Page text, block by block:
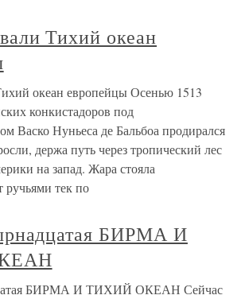
Тихий океан
океан европейцы Осенью 1513
конкистадоров под
Васко Нуньеса де Бальбоа продирался
держа путь через тропический лес
на запад. Жара стояла
тек по
БИРМА И
БИРМА И ТИХИЙ ОКЕАН Сейчас